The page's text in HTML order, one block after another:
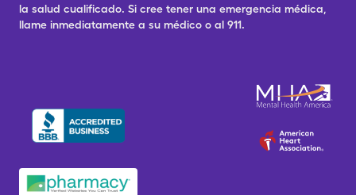
la salud cualificado. Si cree tener una emergencia médica,
llame inmediatamente a su médico o al 911.